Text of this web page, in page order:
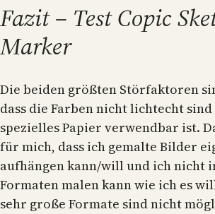
Fazit – Test Copic
Marker
Die beiden größten Störfaktoren
dass die Farben nicht lichtecht sind
spezielles Papier verwendbar ist.
für mich, dass ich gemalte Bilder
aufhängen kann/will und ich nicht
Formaten malen kann wie ich es
sehr große Formate sind nicht